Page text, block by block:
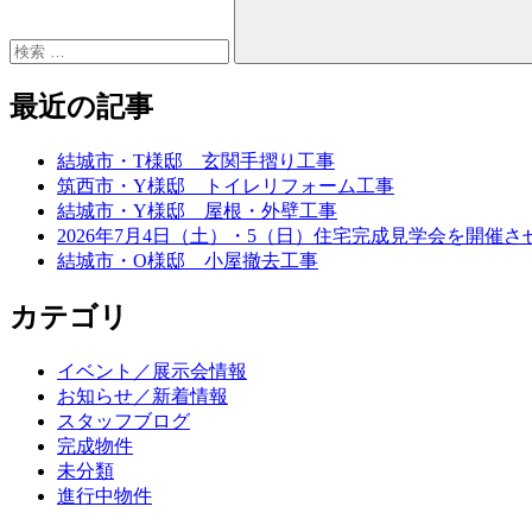
最近の記事
結城市・T様邸 玄関手摺り工事
筑西市・Y様邸 トイレリフォーム工事
結城市・Y様邸 屋根・外壁工事
2026年7月4日（土）・5（日）住宅完成見学会を開催さ
結城市・O様邸 小屋撤去工事
カテゴリ
イベント／展示会情報
お知らせ／新着情報
スタッフブログ
完成物件
未分類
進行中物件